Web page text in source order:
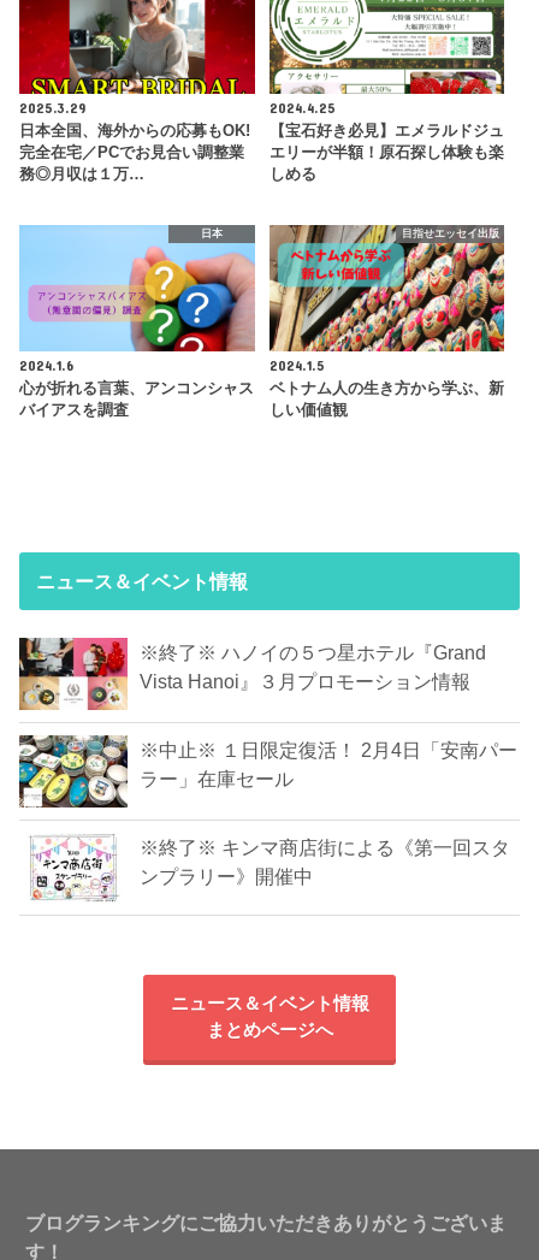
2025.3.29
日本全国、海外からの応募もOK!
完全在宅／PCでお見合い調整業
務◎月収は１万…
2024.4.25
【宝石好き必見】エメラルドジュ
エリーが半額！原石探し体験も楽
しめる
日本
2024.1.6
心が折れる言葉、アンコンシャス
バイアスを調査
目指せエッセイ出版
2024.1.5
ベトナム人の生き方から学ぶ、新
しい価値観
ニュース＆イベント情報
※終了※ ハノイの５つ星ホテル『Grand
Vista Hanoi』３月プロモーション情報
※中止※ １日限定復活！ 2月4日「安南パー
ラー」在庫セール
※終了※ キンマ商店街による《第一回スタ
ンプラリー》開催中
ニュース＆イベント情報
まとめページへ
ブログランキングにご協力いただきありがとうございま
す！